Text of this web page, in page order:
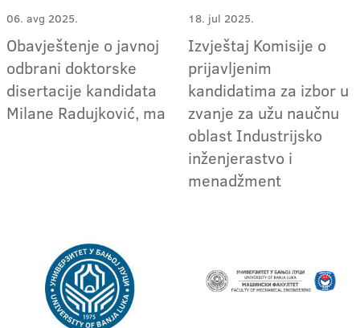
06. avg 2025.
Obavještenje o javnoj
odbrani doktorske
disertacije kandidata
Milane Radujković, ma
18. jul 2025.
Izvještaj Komisije o
prijavljenim
kandidatima za izbor u
zvanje za užu naučnu
oblast Industrijsko
inženjerastvo i
menadžment